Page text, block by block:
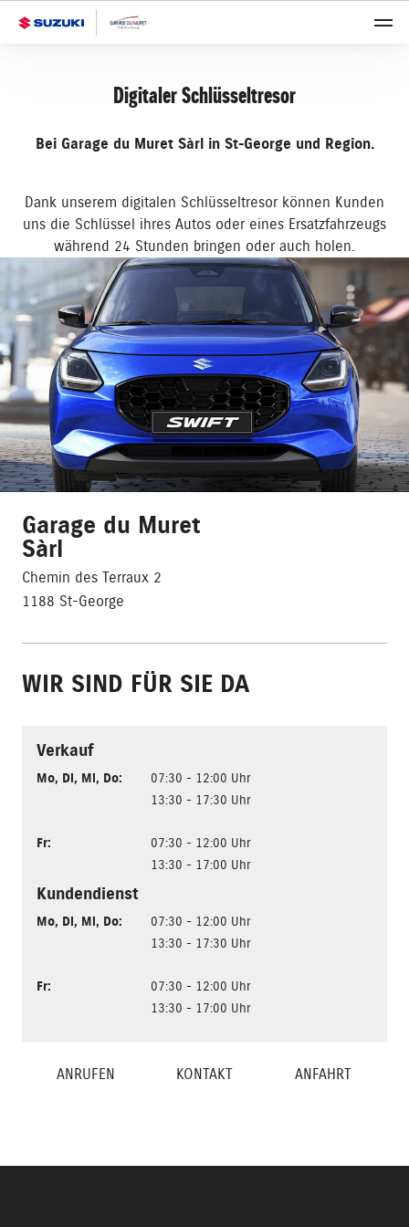
Digitaler Schlüsseltresor
Bei Garage du Muret Sàrl in St-George und Region.
Dank unserem digitalen Schlüsseltresor können Kunden
uns die Schlüssel ihres Autos oder eines Ersatzfahrzeugs
während 24 Stunden bringen oder auch holen.
Garage du Muret
Sàrl
Chemin des Terraux 2
1188 St-George
WIR SIND FÜR SIE DA
Verkauf
Mo, Di, Mi, Do:
07:30 - 12:00 Uhr
13:30 - 17:30 Uhr
Fr:
07:30 - 12:00 Uhr
13:30 - 17:00 Uhr
Kundendienst
Mo, Di, Mi, Do:
07:30 - 12:00 Uhr
13:30 - 17:30 Uhr
Fr:
07:30 - 12:00 Uhr
13:30 - 17:00 Uhr
ANRUFEN KONTAKT ANFAHRT